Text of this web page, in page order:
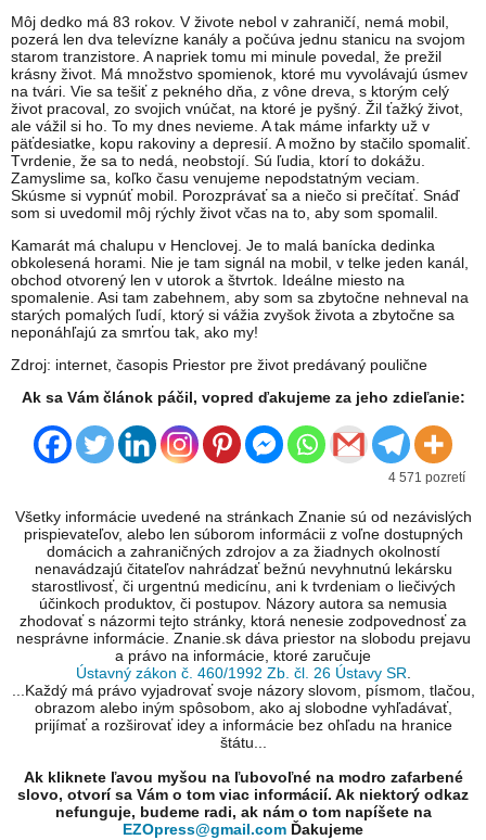
Môj dedko má 83 rokov. V živote nebol v zahraničí, nemá mobil,
pozerá len dva televízne kanály a počúva jednu stanicu na svojom
starom tranzistore. A napriek tomu mi minule povedal, že prežil
krásny život. Má množstvo spomienok, ktoré mu vyvolávajú úsmev
na tvári. Vie sa tešiť z pekného dňa, z vône dreva, s ktorým celý
život pracoval, zo svojich vnúčat, na ktoré je pyšný. Žil ťažký život,
ale vážil si ho. To my dnes nevieme. A tak máme infarkty už v
päťdesiatke, kopu rakoviny a depresií. A možno by stačilo spomaliť.
Tvrdenie, že sa to nedá, neobstojí. Sú ľudia, ktorí to dokážu.
Zamyslime sa, koľko času venujeme nepodstatným veciam.
Skúsme si vypnúť mobil. Porozprávať sa a niečo si prečítať. Snáď
som si uvedomil môj rýchly život včas na to, aby som spomalil.
Kamarát má chalupu v Henclovej. Je to malá banícka dedinka
obkolesená horami. Nie je tam signál na mobil, v telke jeden kanál,
obchod otvorený len v utorok a štvrtok. Ideálne miesto na
spomalenie. Asi tam zabehnem, aby som sa zbytočne nehneval na
starých pomalých ľudí, ktorý si vážia zvyšok života a zbytočne sa
neponáhľajú za smrťou tak, ako my!
Zdroj: internet, časopis Priestor pre život predávaný poulične
Ak sa Vám článok páčil, vopred ďakujeme za jeho zdieľanie:
4 571 pozretí
Všetky informácie uvedené na stránkach Znanie sú od nezávislých
prispievateľov, alebo len súborom informácii z voľne dostupných
domácich a zahraničných zdrojov a za žiadnych okolností
nenavádzajú čitateľov nahrádzať bežnú nevyhnutnú lekársku
starostlivosť, či urgentnú medicínu, ani k tvrdeniam o liečivých
účinkoch produktov, či postupov. Názory autora sa nemusia
zhodovať s názormi tejto stránky, ktorá nenesie zodpovednosť za
nesprávne informácie. Znanie.sk dáva priestor na slobodu prejavu
a právo na informácie, ktoré zaručuje
Ústavný zákon č. 460/1992 Zb. čl. 26 Ústavy SR
...Každý má právo vyjadrovať svoje názory slovom, písmom, tlačou,
obrazom alebo iným spôsobom, ako aj slobodne vyhľadávať,
prijímať a rozširovať idey a informácie bez ohľadu na hranice
štátu...
Ak kliknete ľavou myšou na ľubovoľné na modro zafarbené
slovo, otvorí sa Vám o tom viac informácií. Ak niektorý odkaz
nefunguje, budeme radi, ak nám o tom napíšete na
EZOpress@gmail.com Ďakujeme